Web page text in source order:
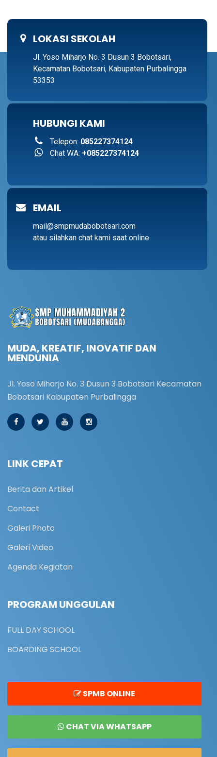
LOKASI SEKOLAH
Jl. Yoso Miharjo No. 3 Dusun 3 Bobotsari,
Kecamatan Bobotsari, Kabupaten Purbalingga
53353
HUBUNGI KAMI
Telepon: 085227374124
Chat WA: +085227374124
EMAIL
mail@smpmudabobotsari.com
atau silahkan chat kami saat online
MUDA, KREATIF, INOVATIF DAN
MENDUNIA
Jl. Yoso Miharjo No. 3 Dusun 3 Bobotsari Kecamatan
Bobotsari Kabupaten Purbalingga
LINK CEPAT
Berita dan Artikel
Contact
Galeri Photo
Galeri Video
Agenda Kegiatan
PROGRAM UNGGULAN
FULL DAY SCHOOL
BOARDING SCHOOL
SPMB ONLINE
CHAT VIA WHATSAPP